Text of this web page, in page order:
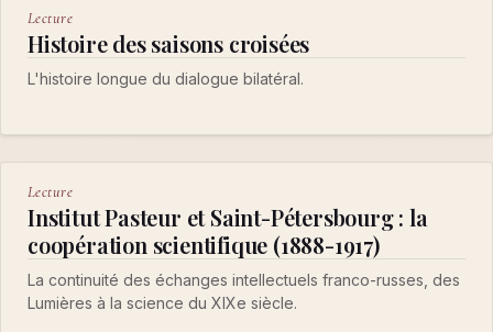
Lecture
Histoire des saisons croisées
L'histoire longue du dialogue bilatéral.
Lecture
Institut Pasteur et Saint-Pétersbourg : la
coopération scientifique (1888-1917)
La continuité des échanges intellectuels franco-russes, des
Lumières à la science du XIXe siècle.